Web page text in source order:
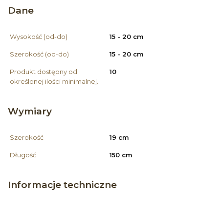
Dane
Wysokość (od-do) 15 - 20 cm
Szerokość (od-do) 15 - 20 cm
Produkt dostępny od
określonej ilości minimalnej.
10
Wymiary
Szerokość 19 cm
Długość 150 cm
Informacje techniczne